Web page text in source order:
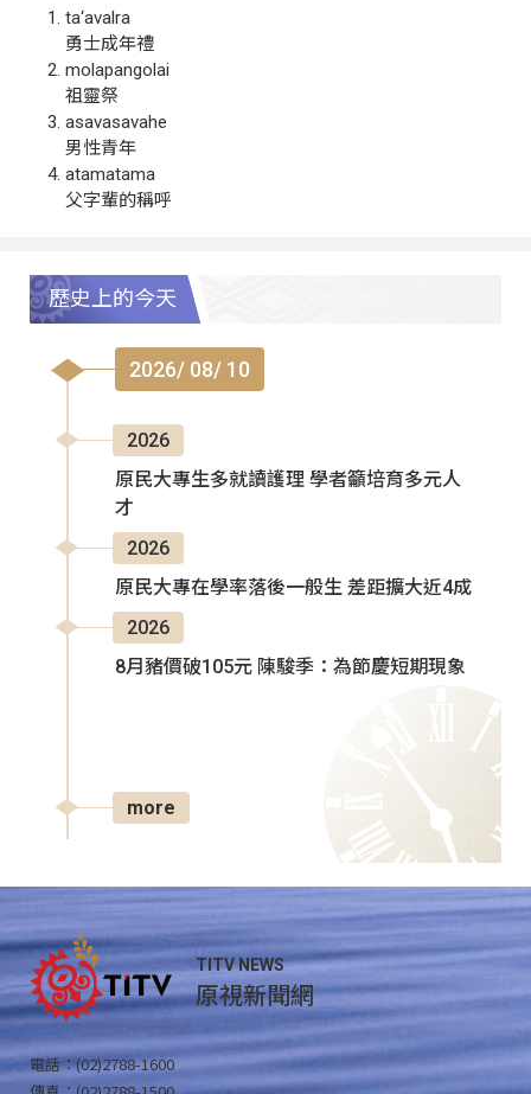
ta‘avalra
勇士成年禮
molapangolai
祖靈祭
asavasavahe
男性青年
atamatama
父字輩的稱呼
歷史上的今天
2026/ 08/ 10
2026
原民大專生多就讀護理 學者籲培育多元人
才
2026
原民大專在學率落後一般生 差距擴大近4成
2026
8月豬價破105元 陳駿季：為節慶短期現象
more
TITV NEWS
原視新聞網
電話：(02)2788-1600